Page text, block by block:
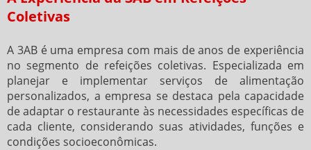
Coletivas
A 3AB é uma empresa com mais de anos de experiência
no segmento de refeições coletivas. Especializada em
planejar e implementar serviços de alimentação
personalizados, a empresa se destaca pela capacidade
de adaptar o restaurante às necessidades específicas de
cada cliente, considerando suas atividades, funções e
condições socioeconômicas.